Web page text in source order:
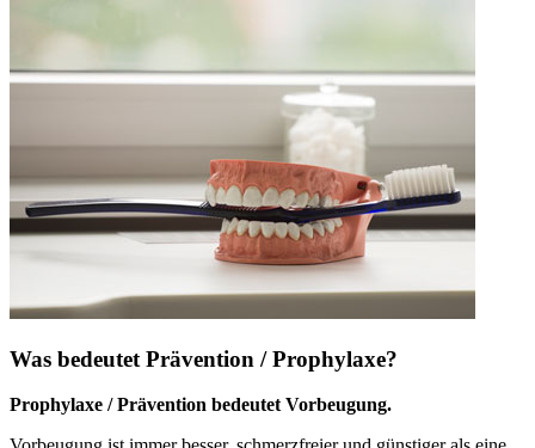
Was bedeutet Prävention / Prophylaxe?
Prophylaxe / Prävention bedeutet Vorbeugung.